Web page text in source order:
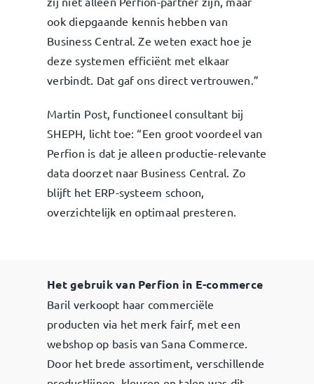
ook diepgaande kennis hebben van
Business Central. Ze weten exact hoe je
deze systemen efficiënt met elkaar
verbindt. Dat gaf ons direct vertrouwen.”
Martin Post, functioneel consultant bij
SHEPH, licht toe: “Een groot voordeel van
Perfion is dat je alleen productie-relevante
data doorzet naar Business Central. Zo
blijft het ERP-systeem schoon,
overzichtelijk en optimaal presteren.
Het gebruik van Perfion in E-commerce
Baril verkoopt haar commerciële
producten via het merk fairf, met een
webshop op basis van Sana Commerce.
Door het brede assortiment, verschillende